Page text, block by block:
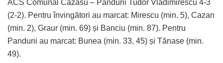
ACS Comunal Cazasu – Pandurii Tudor Vladimirescu 4-3
(2-2). Pentru învingători au marcat: Mirescu (min. 5), Cazan
(min. 2), Graur (min. 69) și Banciu (min. 87). Pentru
Pandurii au marcat: Bunea (min. 33, 45) și Tănase (min.
49).